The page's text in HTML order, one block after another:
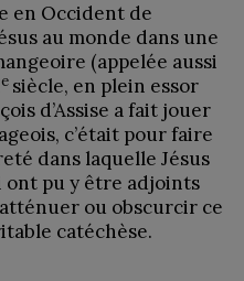
en Occident de
au monde dans une
(appelée aussi
e siècle, en plein essor
d’Assise a fait jouer
c’était pour faire
dans laquelle Jésus
ont pu y être adjoints
ou obscurcir ce
catéchèse.